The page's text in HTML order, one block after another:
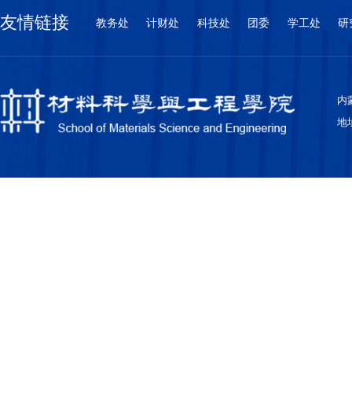
友情链接 教务处 计财处 科技处 团委 学工处 研
内
地